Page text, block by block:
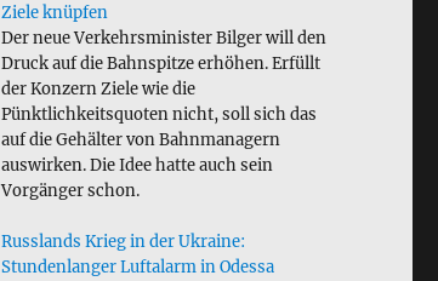
Ziele knüpfen
Der neue Verkehrsminister Bilger will den
Druck auf die Bahnspitze erhöhen. Erfüllt
der Konzern Ziele wie die
Pünktlichkeitsquoten nicht, soll sich das
auf die Gehälter von Bahnmanagern
auswirken. Die Idee hatte auch sein
Vorgänger schon.
Russlands Krieg in der Ukraine:
Stundenlanger Luftalarm in Odessa